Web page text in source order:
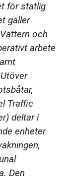
för statlig
gäller
och
arbete
Traffic
deltar i
enheter
Den